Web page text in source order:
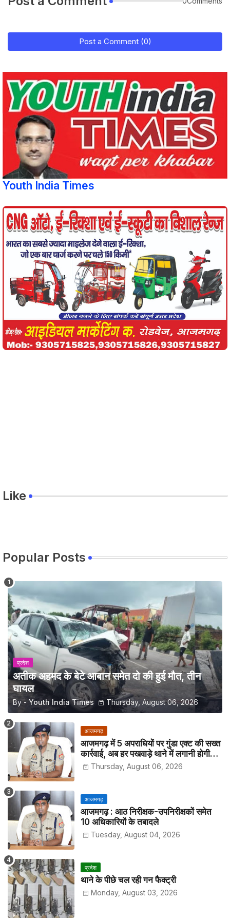
Post a Comment (0)
Youth India Times
Like
Popular Posts
प्रदेश
अतीक अहमद के बेटे आबान समेत दो की हुई मौत, तीन
घायल
By - Youth India Times Thursday, August 06, 2026
आजमगढ़
आजमगढ़ में 5 अपराधियों पर गुंडा एक्ट की सख्त
कार्रवाई, अब हर पखवाड़े थाने में लगानी होगी
हाजिरीThursday, August 06, 2026
आजमगढ़
आजमगढ़ : आठ निरीक्षक-उपनिरीक्षकों समेत
10 अधिकारियों के तबादले
Tuesday, August 04, 2026
प्रदेश
थाने के पीछे चल रही गन फैक्ट्री
Monday, August 03, 2026